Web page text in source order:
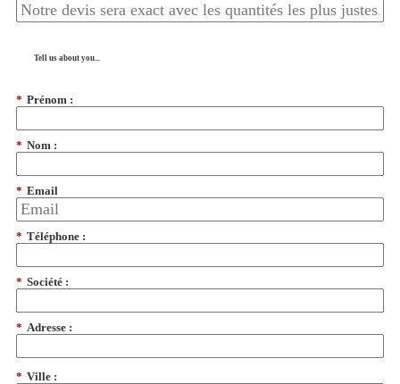
Tell us about you...
* Prénom :
* Nom :
* Email
* Téléphone :
* Société :
* Adresse :
* Ville :